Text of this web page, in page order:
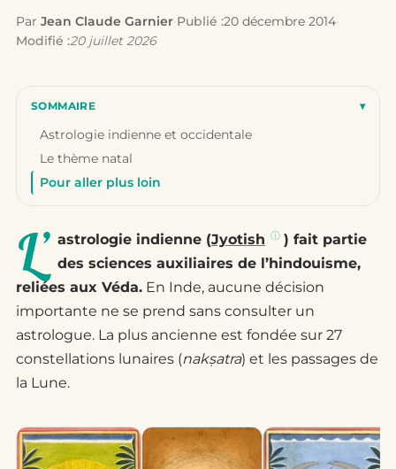
Par Jean Claude Garnier·Publié :20 décembre 2014·
Modifié :20 juillet 2026
SOMMAIRE ▾
Astrologie indienne et occidentale
Le thème natal
Pour aller plus loin
L’ astrologie indienne (Jyotish
) fait partie
des sciences auxiliaires de l’hindouisme,
reliées aux Véda. En Inde, aucune décision
importante ne se prend sans consulter un
astrologue. La plus ancienne est fondée sur 27
constellations lunaires (nakṣatra) et les passages de
la Lune.